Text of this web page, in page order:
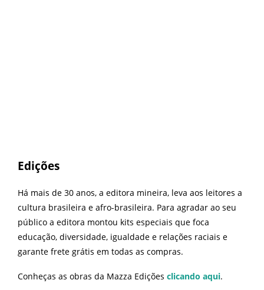
Edições
Há mais de 30 anos, a editora mineira, leva aos leitores a
cultura brasileira e afro-brasileira. Para agradar ao seu
público a editora montou kits especiais que foca
educação, diversidade, igualdade e relações raciais e
garante frete grátis em todas as compras.
Conheças as obras da Mazza Edições clicando aqui.